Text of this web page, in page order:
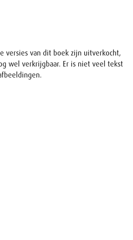
versies van dit boek zijn uitverkocht,
wel verkrijgbaar. Er is niet veel tekst